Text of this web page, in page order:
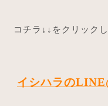
コチラ↓↓をクリック
イシハラの